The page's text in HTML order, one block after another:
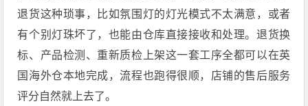
退货这种琐事，比如氛围灯的灯光模式不太满意，或者
有个别灯珠坏了，也能由仓库直接接收和处理。退货换
标、产品检测、重新质检上架这一套工序全都可以在英
国海外仓本地完成，流程也跑得很顺，店铺的售后服务
评分自然就上去了。